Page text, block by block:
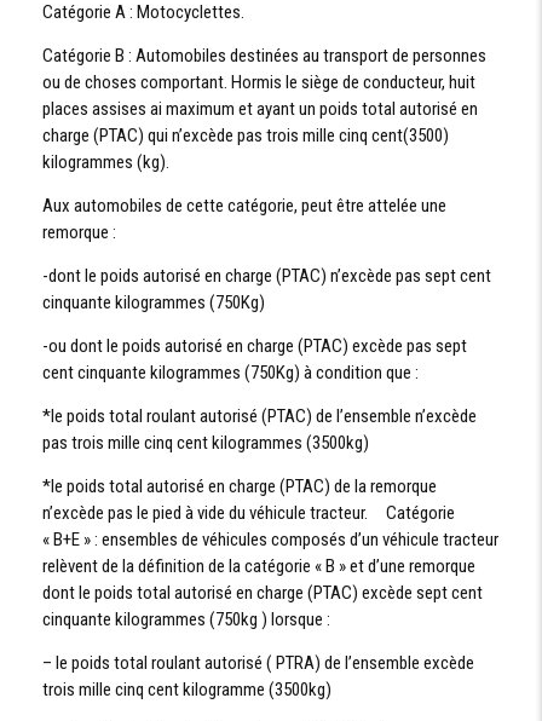
Catégorie A : Motocyclettes.
Catégorie B : Automobiles destinées au transport de personnes
ou de choses comportant. Hormis le siège de conducteur, huit
places assises ai maximum et ayant un poids total autorisé en
charge (PTAC) qui n’excède pas trois mille cinq cent(3500)
kilogrammes (kg).
Aux automobiles de cette catégorie, peut être attelée une
remorque :
-dont le poids autorisé en charge (PTAC) n’excède pas sept cent
cinquante kilogrammes (750Kg)
-ou dont le poids autorisé en charge (PTAC) excède pas sept
cent cinquante kilogrammes (750Kg) à condition que :
*le poids total roulant autorisé (PTAC) de l’ensemble n’excède
pas trois mille cinq cent kilogrammes (3500kg)
*le poids total autorisé en charge (PTAC) de la remorque
n’excède pas le pied à vide du véhicule tracteur. Catégorie
« B+E » : ensembles de véhicules composés d’un véhicule tracteur
relèvent de la définition de la catégorie « B » et d’une remorque
dont le poids total autorisé en charge (PTAC) excède sept cent
cinquante kilogrammes (750kg ) lorsque :
– le poids total roulant autorisé ( PTRA) de l’ensemble excède
trois mille cinq cent kilogramme (3500kg)